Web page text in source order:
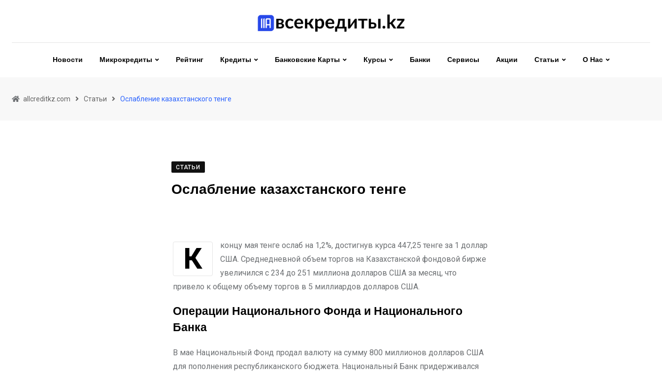
Новости Микрокредиты Рейтинг Кредиты Банковские Карты Курсы Банки Сервисы Акции Статьи О Нас
allcreditkz.com Статьи Ослабление казахстанского тенге
СТАТЬИ
Ослабление казахстанского тенге
К концу мая тенге ослаб на 1,2%, достигнув курса 447,25 тенге за 1 доллар
США. Среднедневной объем торгов на Казахстанской фондовой бирже
увеличился с 234 до 251 миллиона долларов США за месяц, что
привело к общему объему торгов в 5 миллиардов долларов США.
Операции Национального Фонда и Национального
Банка
В мае Национальный Фонд продал валюту на сумму 800 миллионов долларов США
для пополнения республиканского бюджета. Национальный Банк придерживался